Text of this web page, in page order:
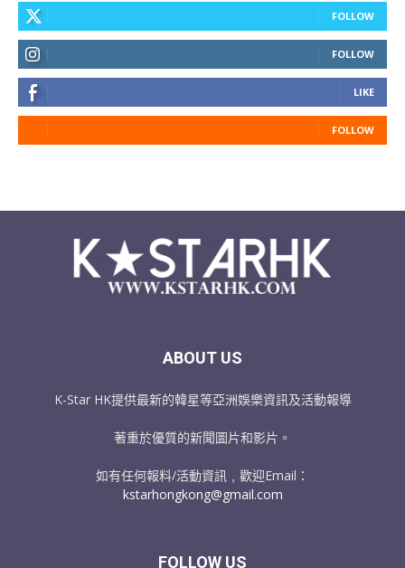
FOLLOW
FOLLOW
LIKE
FOLLOW
ABOUT US
K-Star HK提供最新的韓星等亞洲娛樂資訊及活動報導
著重於優質的新聞圖片和影片。
如有任何報料/活動資訊﹐歡迎Email：
kstarhongkong@gmail.com
FOLLOW US